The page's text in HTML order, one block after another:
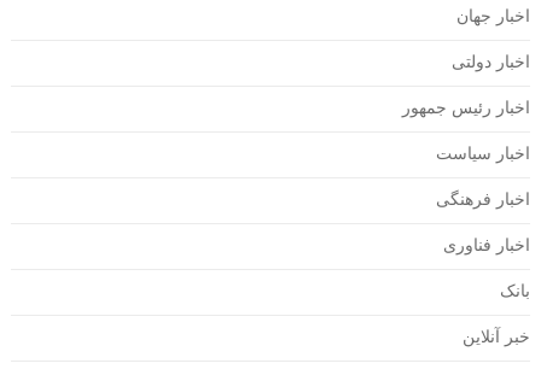
اخبار جهان
اخبار دولتی
اخبار رئیس جمهور
اخبار سیاست
اخبار فرهنگی
اخبار فناوری
بانک
خبر آنلاین